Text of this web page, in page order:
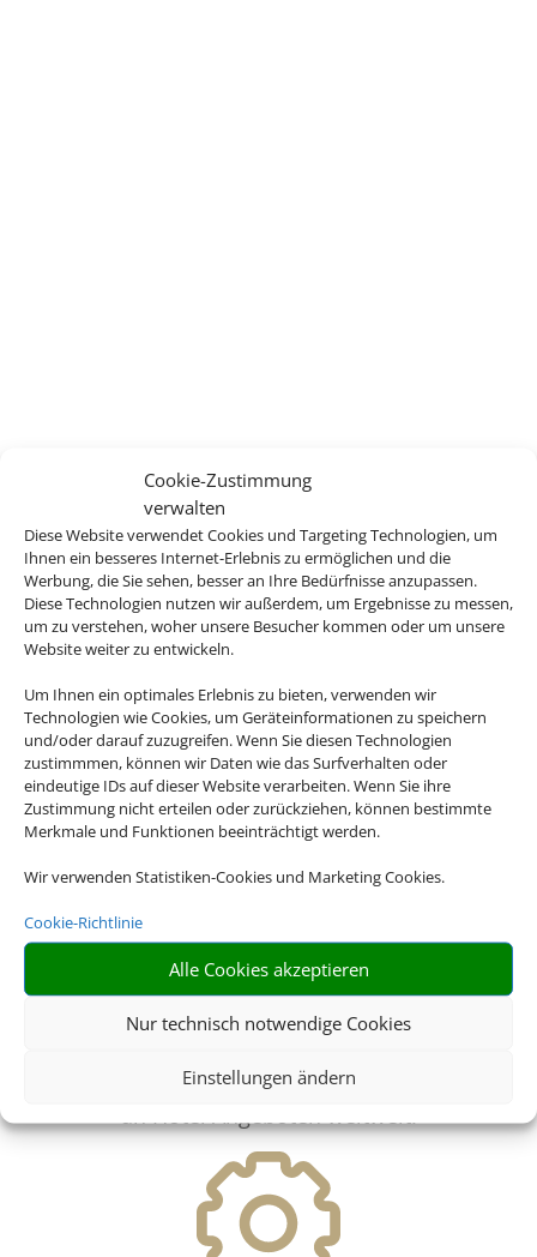
Cookie-Zustimmung
verwalten
Diese Website verwendet Cookies und Targeting Technologien, um
Ihnen ein besseres Internet-Erlebnis zu ermöglichen und die
Werbung, die Sie sehen, besser an Ihre Bedürfnisse anzupassen.
Diese Technologien nutzen wir außerdem, um Ergebnisse zu messen,
um zu verstehen, woher unsere Besucher kommen oder um unsere
Website weiter zu entwickeln.
Um Ihnen ein optimales Erlebnis zu bieten, verwenden wir
Technologien wie Cookies, um Geräteinformationen zu speichern
und/oder darauf zuzugreifen. Wenn Sie diesen Technologien
zustimmmen, können wir Daten wie das Surfverhalten oder
eindeutige IDs auf dieser Website verarbeiten. Wenn Sie ihre
Zustimmung nicht erteilen oder zurückziehen, können bestimmte
Merkmale und Funktionen beeinträchtigt werden.
Wir verwenden Statistiken-Cookies und Marketing Cookies.
Cookie-Richtlinie
Alle Cookies akzeptieren
Nur technisch notwendige Cookies
Einstellungen ändern
Wir brauchen Ihre
Einwilligung
Um diesen Inhalt darzustellen, aktivieren Sie bitte die
Cookies. Es werden ggf. personenbezogene Daten
verarbeitet.
Cookies akzeptieren
Riesige Auswahl
Wählen Sie aus einer Vielzahl
an Hotel Angeboten weltweit!